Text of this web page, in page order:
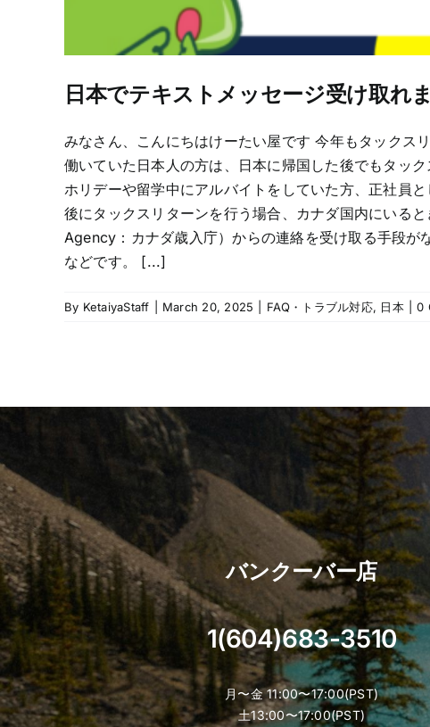
日本でテキストメッセージ受け取れ
みなさん、こんにちはけーたい屋です 今年もタックス
働いていた日本人の方は、日本に帰国した後でもタッ
ホリデーや留学中にアルバイトをしていた方、正社員
後にタックスリターンを行う場合、カナダ国内にいる
Agency：カナダ歳入庁）からの連絡を受け取る手段が
などです。 [...]
By KetaiyaStaff March 20, 2025 FAQ・トラブル対応, 日本 0
バンクーバー店
1(604)683-3510
月〜金 11:00〜17:00(PST)
土13:00〜17:00(PST)